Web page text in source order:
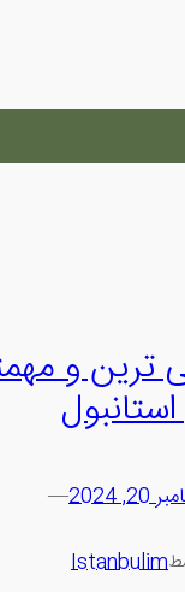
و
2024
—
Istanbulim